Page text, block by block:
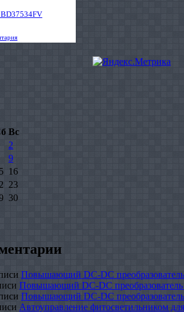
Вс
2
9
16
23
30
Повышающий DC-DC
Повышающий DC-DC
Повышающий DC-DC
Автоуправление фитосветильником